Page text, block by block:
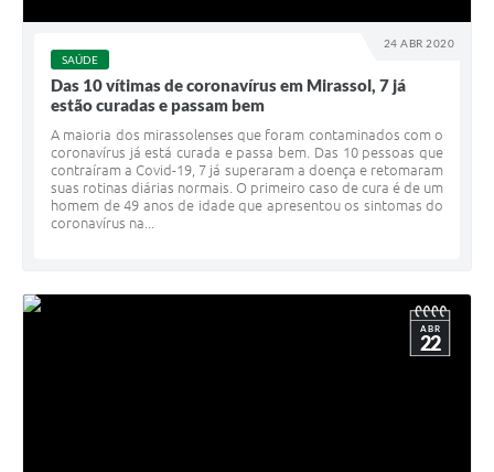
24 ABR 2020
SAÚDE
Das 10 vítimas de coronavírus em Mirassol, 7 já
estão curadas e passam bem
A maioria dos mirassolenses que foram contaminados com o
coronavírus já está curada e passa bem. Das 10 pessoas que
contraíram a Covid-19, 7 já superaram a doença e retomaram
suas rotinas diárias normais. O primeiro caso de cura é de um
homem de 49 anos de idade que apresentou os sintomas do
coronavírus na...
ABR
22